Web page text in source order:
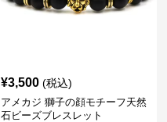
¥3,500 (税込)
アメカジ 獅子の顔モチーフ天然
石ビーズブレスレット